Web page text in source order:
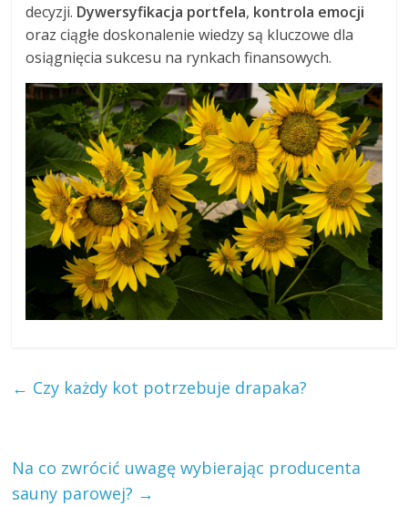
decyzji. Dywersyfikacja portfela, kontrola emocji
oraz ciągłe doskonalenie wiedzy są kluczowe dla
osiągnięcia sukcesu na rynkach finansowych.
← Czy każdy kot potrzebuje drapaka?
Na co zwrócić uwagę wybierając producenta
sauny parowej? →